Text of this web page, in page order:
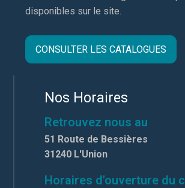
disponibles sur le site.
CONSULTER LES CATALOGUES
Nos Horaires
Retrouvez nous au
51 Route de Bessières
31240 L'Union
Horaires d'ouverture du